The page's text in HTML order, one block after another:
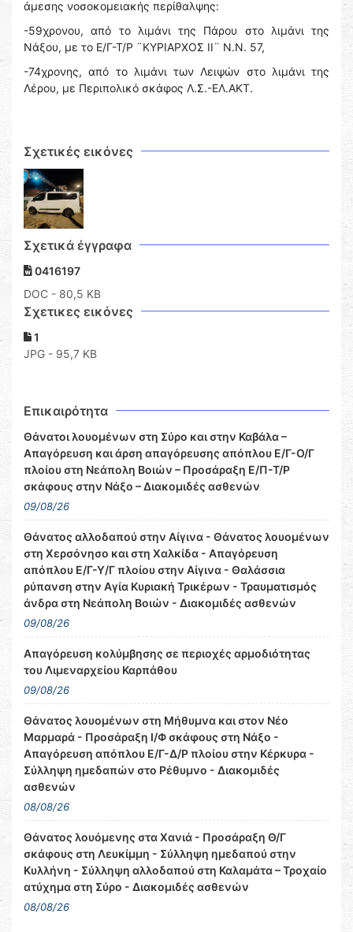
άμεσης νοσοκομειακής περίθαλψης:
-59χρονου, από το λιμάνι της Πάρου στο λιμάνι της
Νάξου, με το Ε/Γ-Τ/Ρ ¨ΚΥΡΙΑΡΧΟΣ ΙΙ¨ Ν.Ν. 57,
-74χρονης, από το λιμάνι των Λειψών στο λιμάνι της
Λέρου, με Περιπολικό σκάφος Λ.Σ.-ΕΛ.ΑΚΤ.
Σχετικές εικόνες
Σχετικά έγγραφα
0416197
DOC - 80,5 KB
Σχετικες εικόνες
1
JPG - 95,7 KB
Επικαιρότητα
Θάνατοι λουομένων στη Σύρο και στην Καβάλα –
Απαγόρευση και άρση απαγόρευσης απόπλου Ε/Γ-Ο/Γ
πλοίου στη Νεάπολη Βοιών – Προσάραξη Ε/Π-Τ/Ρ
σκάφους στην Νάξο – Διακομιδές ασθενών
09/08/26
Θάνατος αλλοδαπού στην Αίγινα - Θάνατος λουομένων
στη Χερσόνησο και στη Χαλκίδα - Απαγόρευση
απόπλου Ε/Γ-Υ/Γ πλοίου στην Αίγινα - Θαλάσσια
ρύπανση στην Αγία Κυριακή Τρικέρων - Τραυματισμός
άνδρα στη Νεάπολη Βοιών - Διακομιδές ασθενών
09/08/26
Απαγόρευση κολύμβησης σε περιοχές αρμοδιότητας
του Λιμεναρχείου Καρπάθου
09/08/26
Θάνατος λουομένων στη Μήθυμνα και στον Νέο
Μαρμαρά - Προσάραξη Ι/Φ σκάφους στη Νάξο -
Απαγόρευση απόπλου Ε/Γ-Δ/Ρ πλοίου στην Κέρκυρα -
Σύλληψη ημεδαπών στο Ρέθυμνο - Διακομιδές
ασθενών
08/08/26
Θάνατος λουόμενης στα Χανιά - Προσάραξη Θ/Γ
σκάφους στη Λευκίμμη - Σύλληψη ημεδαπού στην
Κυλλήνη - Σύλληψη αλλοδαπού στη Καλαμάτα – Τροχαίο
ατύχημα στη Σύρο - Διακομιδές ασθενών
08/08/26